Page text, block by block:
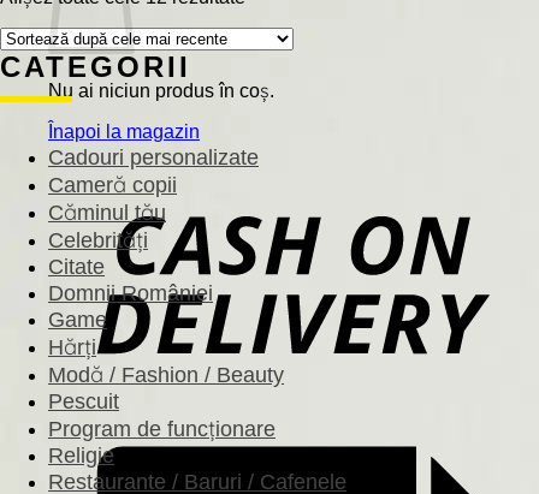
Nu ai niciun produs în coș.
Înapoi la magazin
cele
recente
CATEGORII
Cadouri personalizate
Cameră copii
Căminul tău
Celebrități
Citate
Domnii României
Game
Hărți
Modă / Fashion / Beauty
Pescuit
Program de funcționare
Religie
Restaurante / Baruri / Cafenele